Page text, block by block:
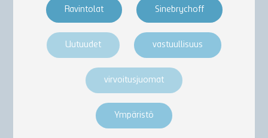
Ravintolat Sinebrychoff
Uutuudet vastuullisuus
virvoitusjuomat
Ympäristö